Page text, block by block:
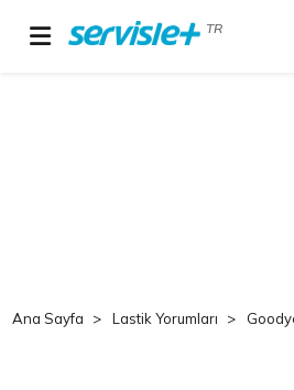
TR
Ana Sayfa Lastik Yorumları